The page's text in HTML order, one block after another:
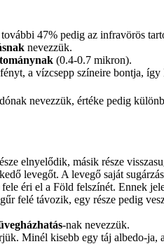
47% pedig az infravörös
nevezzük.
(0.4-0.7 mikron).
a vízcsepp színeire bontja,
nevezzük, értéke pedig
elnyelődik, másik része
levegőt. A levegő saját
éri el a Föld felszínét. Ennek
felé távozik, egy része pedig
-nak nevezzük.
Minél kisebb egy táj albedo-